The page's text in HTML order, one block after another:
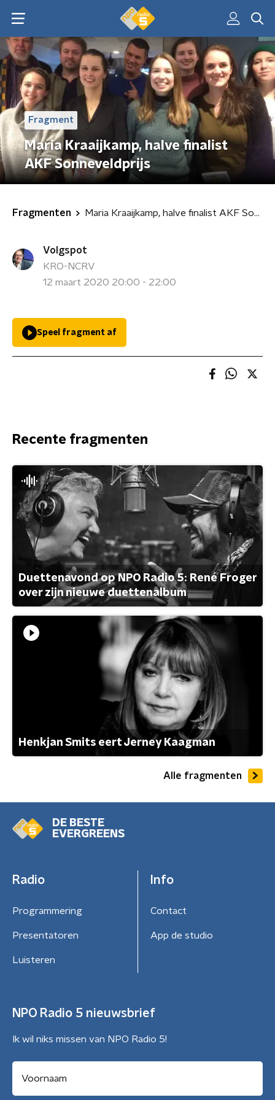
Fragment
Maria Kraaijkamp, halve finalist
AKF Sonneveldprijs
Fragmenten Maria Kraaijkamp, halve finalist AKF Sonneveldprijs
Volgspot
KRO-NCRV
12 maart 2020 20:00 - 22:00
Speel fragment af
Recente fragmenten
Duettenavond op NPO Radio 5: René Froger
over zijn nieuwe duettenalbum
Henkjan Smits eert Jerney Kaagman
Alle fragmenten
DE BESTE
EVERGREENS
Radio
Programmering
Presentatoren
Luisteren
Info
Contact
App de studio
NPO Radio 5 nieuwsbrief
Ik wil niks missen van NPO Radio 5!